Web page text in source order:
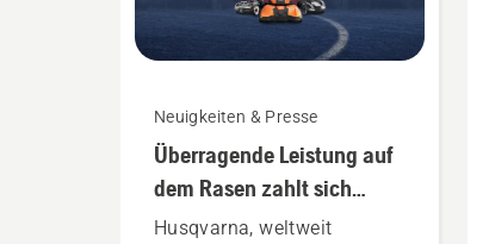
Neuigkeiten & Presse
Überragende Leistung auf
dem Rasen zahlt sich
immer aus
Husqvarna, weltweit